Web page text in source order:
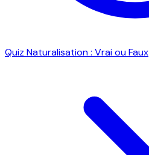
Quiz Naturalisation : Vrai ou Faux